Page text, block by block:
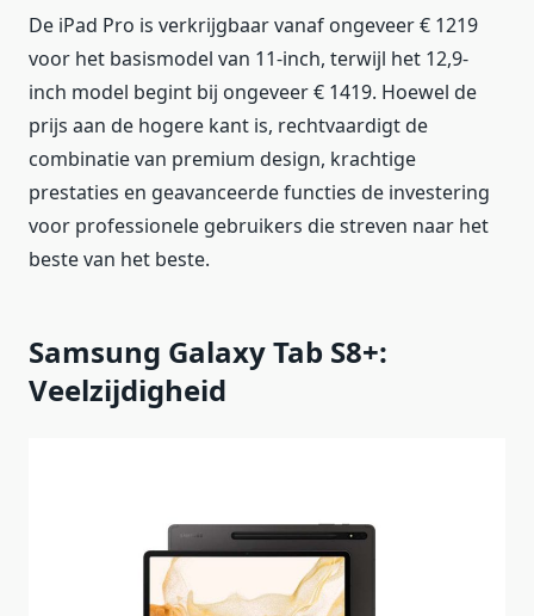
De iPad Pro is verkrijgbaar vanaf ongeveer € 1219
voor het basismodel van 11-inch, terwijl het 12,9-
inch model begint bij ongeveer € 1419. Hoewel de
prijs aan de hogere kant is, rechtvaardigt de
combinatie van premium design, krachtige
prestaties en geavanceerde functies de investering
voor professionele gebruikers die streven naar het
beste van het beste.
Samsung Galaxy Tab S8+:
Veelzijdigheid